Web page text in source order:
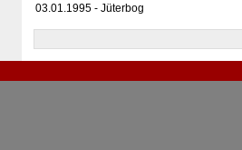
03.01.1995 - Jüterbog